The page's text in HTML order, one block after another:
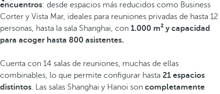
encuentros: desde espacios más reducidos como Business
Corter y Vista Mar, ideales para reuniones privadas de hasta 12
personas, hasta la sala Shanghai, con 1.000 m² y capacidad
para acoger hasta 800 asistentes.
Cuenta con 14 salas de reuniones, muchas de ellas
combinables, lo que permite configurar hasta 21 espacios
distintos. Las salas Shanghai y Hanoi son completamente